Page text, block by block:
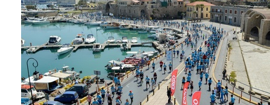
2012
2011
2010
2006